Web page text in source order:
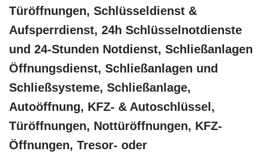
Türöffnungen, Schlüsseldienst &
Aufsperrdienst, 24h Schlüsselnotdienste
und 24-Stunden Notdienst, Schließanlagen
Öffnungsdienst, Schließanlagen und
Schließsysteme, Schließanlage,
Autoöffnung, KFZ- & Autoschlüssel,
Türöffnungen, Nottüröffnungen, KFZ-
Öffnungen, Tresor- oder